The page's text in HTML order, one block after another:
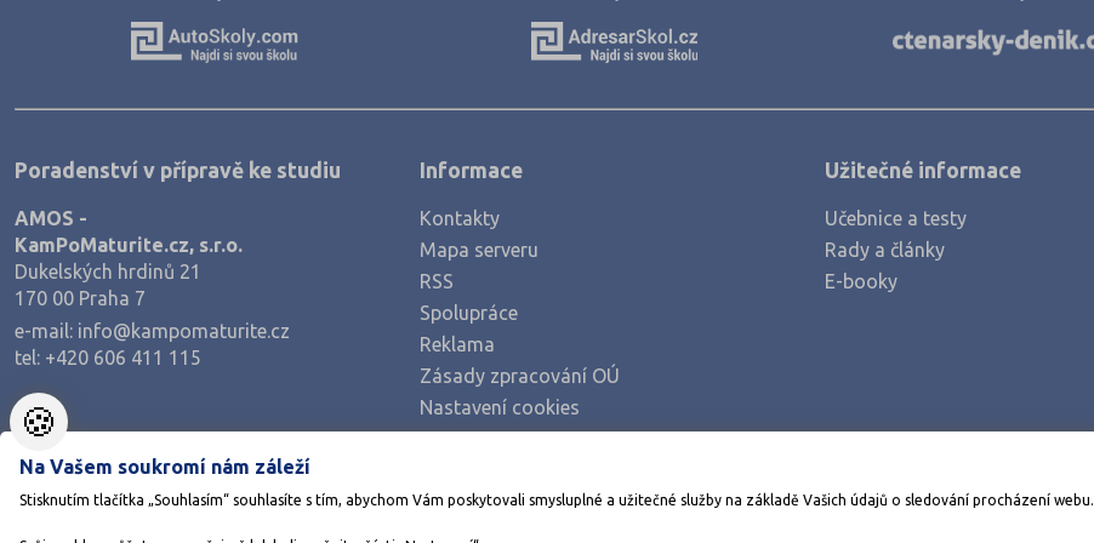
Kolín (2)
Most (3)
Nymburk (1)
Zemědělství a lesnictví
Policejní a vojenské obory
Právo
Zdravotnické obory
Pedagogika a sociální péče
Umělecké obory
Šance na přijetí
Poradenství v přípravě ke studiu
AMOS -
KamPoMaturite.cz, s.r.o.
Dukelských hrdinů 21
170 00 Praha 7
e-mail: info@kampomaturite.cz
tel: +420 606 411 115
Informace
Kontakty
Mapa serveru
RSS
Spolupráce
Reklama
Zásady zpracování OÚ
Nastavení cookies
Stáhněte si aplikaci Adresář škol
Užitečné informace
Učebnice a testy
Rady a články
E-booky
🍪
Na Vašem soukromí nám záleží
Stisknutím tlačítka „Souhlasím“ souhlasíte s tím, abychom Vám poskytovali smysluplné a užitečné služby na základě Vašich údajů o sledování procházení webu.